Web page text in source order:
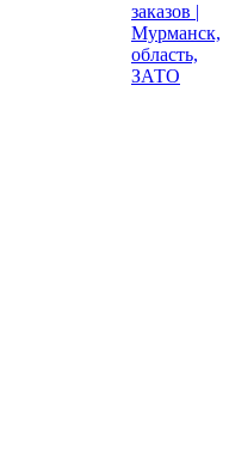
заказов |
Мурманск,
область,
ЗАТО